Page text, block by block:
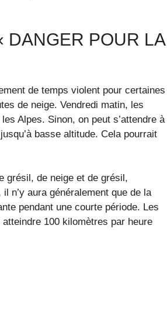
DANGER POUR LA
de temps violent pour certaines
de neige. Vendredi matin, les
Alpes. Sinon, on peut s’attendre à
basse altitude. Cela pourrait
grésil, de neige et de grésil,
n’y aura généralement que de la
pendant une courte période. Les
100 kilomètres par heure